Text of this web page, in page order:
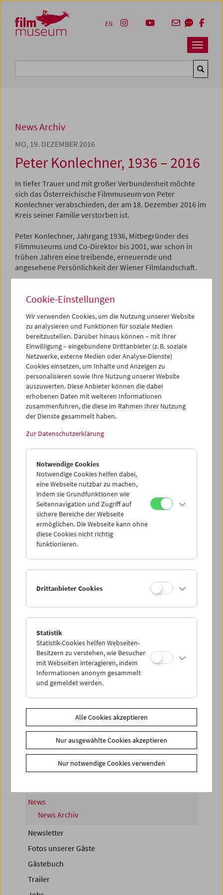
Zum Inhalt
Zum Hauptmenü
Zur Servicenavigation
Zum Suche
Navbar
EN
News Archiv
MO, 19. DEZEMBER 2016
Peter Konlechner, 1936 – 2016
In tiefer Trauer und mit großer Verbundenheit möchte
sich das Österreichische Filmmuseum von Peter
Konlechner verabschieden, der am 18. Dezember 2016 im
Kreis seiner Familie verstorben ist.
Peter Konlechner, Jahrgang 1936, Mitbegründer des
Filmmuseums und Co-Direktor bis 2001, war schon in
frühen Jahren eine treibende, erneuernde und
angesehene Persönlichkeit der Wiener Filmlandschaft.
vorangegangenen Jahr das Programm des
Kubelka kennen. Gemeinsam gründeten sie 1964 das
Österreichische Filmmuseum und leiteten es bis 2001. Bis
zu seiner Pensionierung hat Peter Konlechner vierzig
Jahre Filmkultur in Österreich entscheidend mitgeprägt
und brachte zahlreiche Persönlichkeiten des Weltkinos
nach Wien – von Federico Fellini und Luchino Visconti bis
Groucho Marx und Elia Kazan. Anlässlich des 50-jährigen
Jubiläums des Österreichischen Filmmuseums im Jahr
2014 gestaltete er noch einmal ein Programm, mit dem er
in verdichteter Form seinen filmischen Weggefährten
Frau Helga und seinem Sohn Dominik tiefstes Beileid aus.
Am 16. März 2017 findet im Filmmuseum eine
Gedenkveranstaltung statt.
Peter Konlechner Lebenslauf
Carte blanche anlässlich des 50-Jahr-Jubiläums
Ein Abend für Peter Konlechner, 16. März 2017
< zurück zur Übersicht
News
News Archiv
Newsletter
Fotos unserer Gäste
Gästebuch
Trailer
Cookie-Einstellungen
Wir verwenden Cookies, um die Nutzung unserer Website
zu analysieren und Funktionen für soziale Medien
bereitzustellen. Darüber hinaus können – mit Ihrer
Einwilligung – eingebundene Drittanbieter (z. B. soziale
Netzwerke, externe Medien oder Analyse-Dienste)
Cookies einsetzen, um Inhalte und Anzeigen zu
personalisieren sowie Ihre Nutzung unserer Website
auszuwerten. Diese Anbieter können die dabei
erhobenen Daten mit weiteren Informationen
zusammenführen, die diese im Rahmen Ihrer Nutzung
der Dienste gesammelt haben.
Zur Datenschutzerklärung
Notwendige Cookies
Notwendige Cookies helfen dabei,
eine Webseite nutzbar zu machen,
indem sie Grundfunktionen wie
Seitennavigation und Zugriff auf
sichere Bereiche der Webseite
ermöglichen. Die Webseite kann ohne
diese Cookies nicht richtig
funktionieren.
Drittanbieter Cookies
Statistik
Statistik-Cookies helfen Webseiten-
Besitzern zu verstehen, wie Besucher
mit Webseiten interagieren, indem
Informationen anonym gesammelt
und gemeldet werden.
Alle Cookies akzeptieren
Nur ausgewählte Cookies akzeptieren
Nur notwendige Cookies verwenden